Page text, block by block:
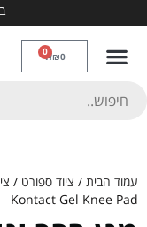
₪0
0
עמוד הבית / ציוד ספורט /
Kontact Gel Knee Pad